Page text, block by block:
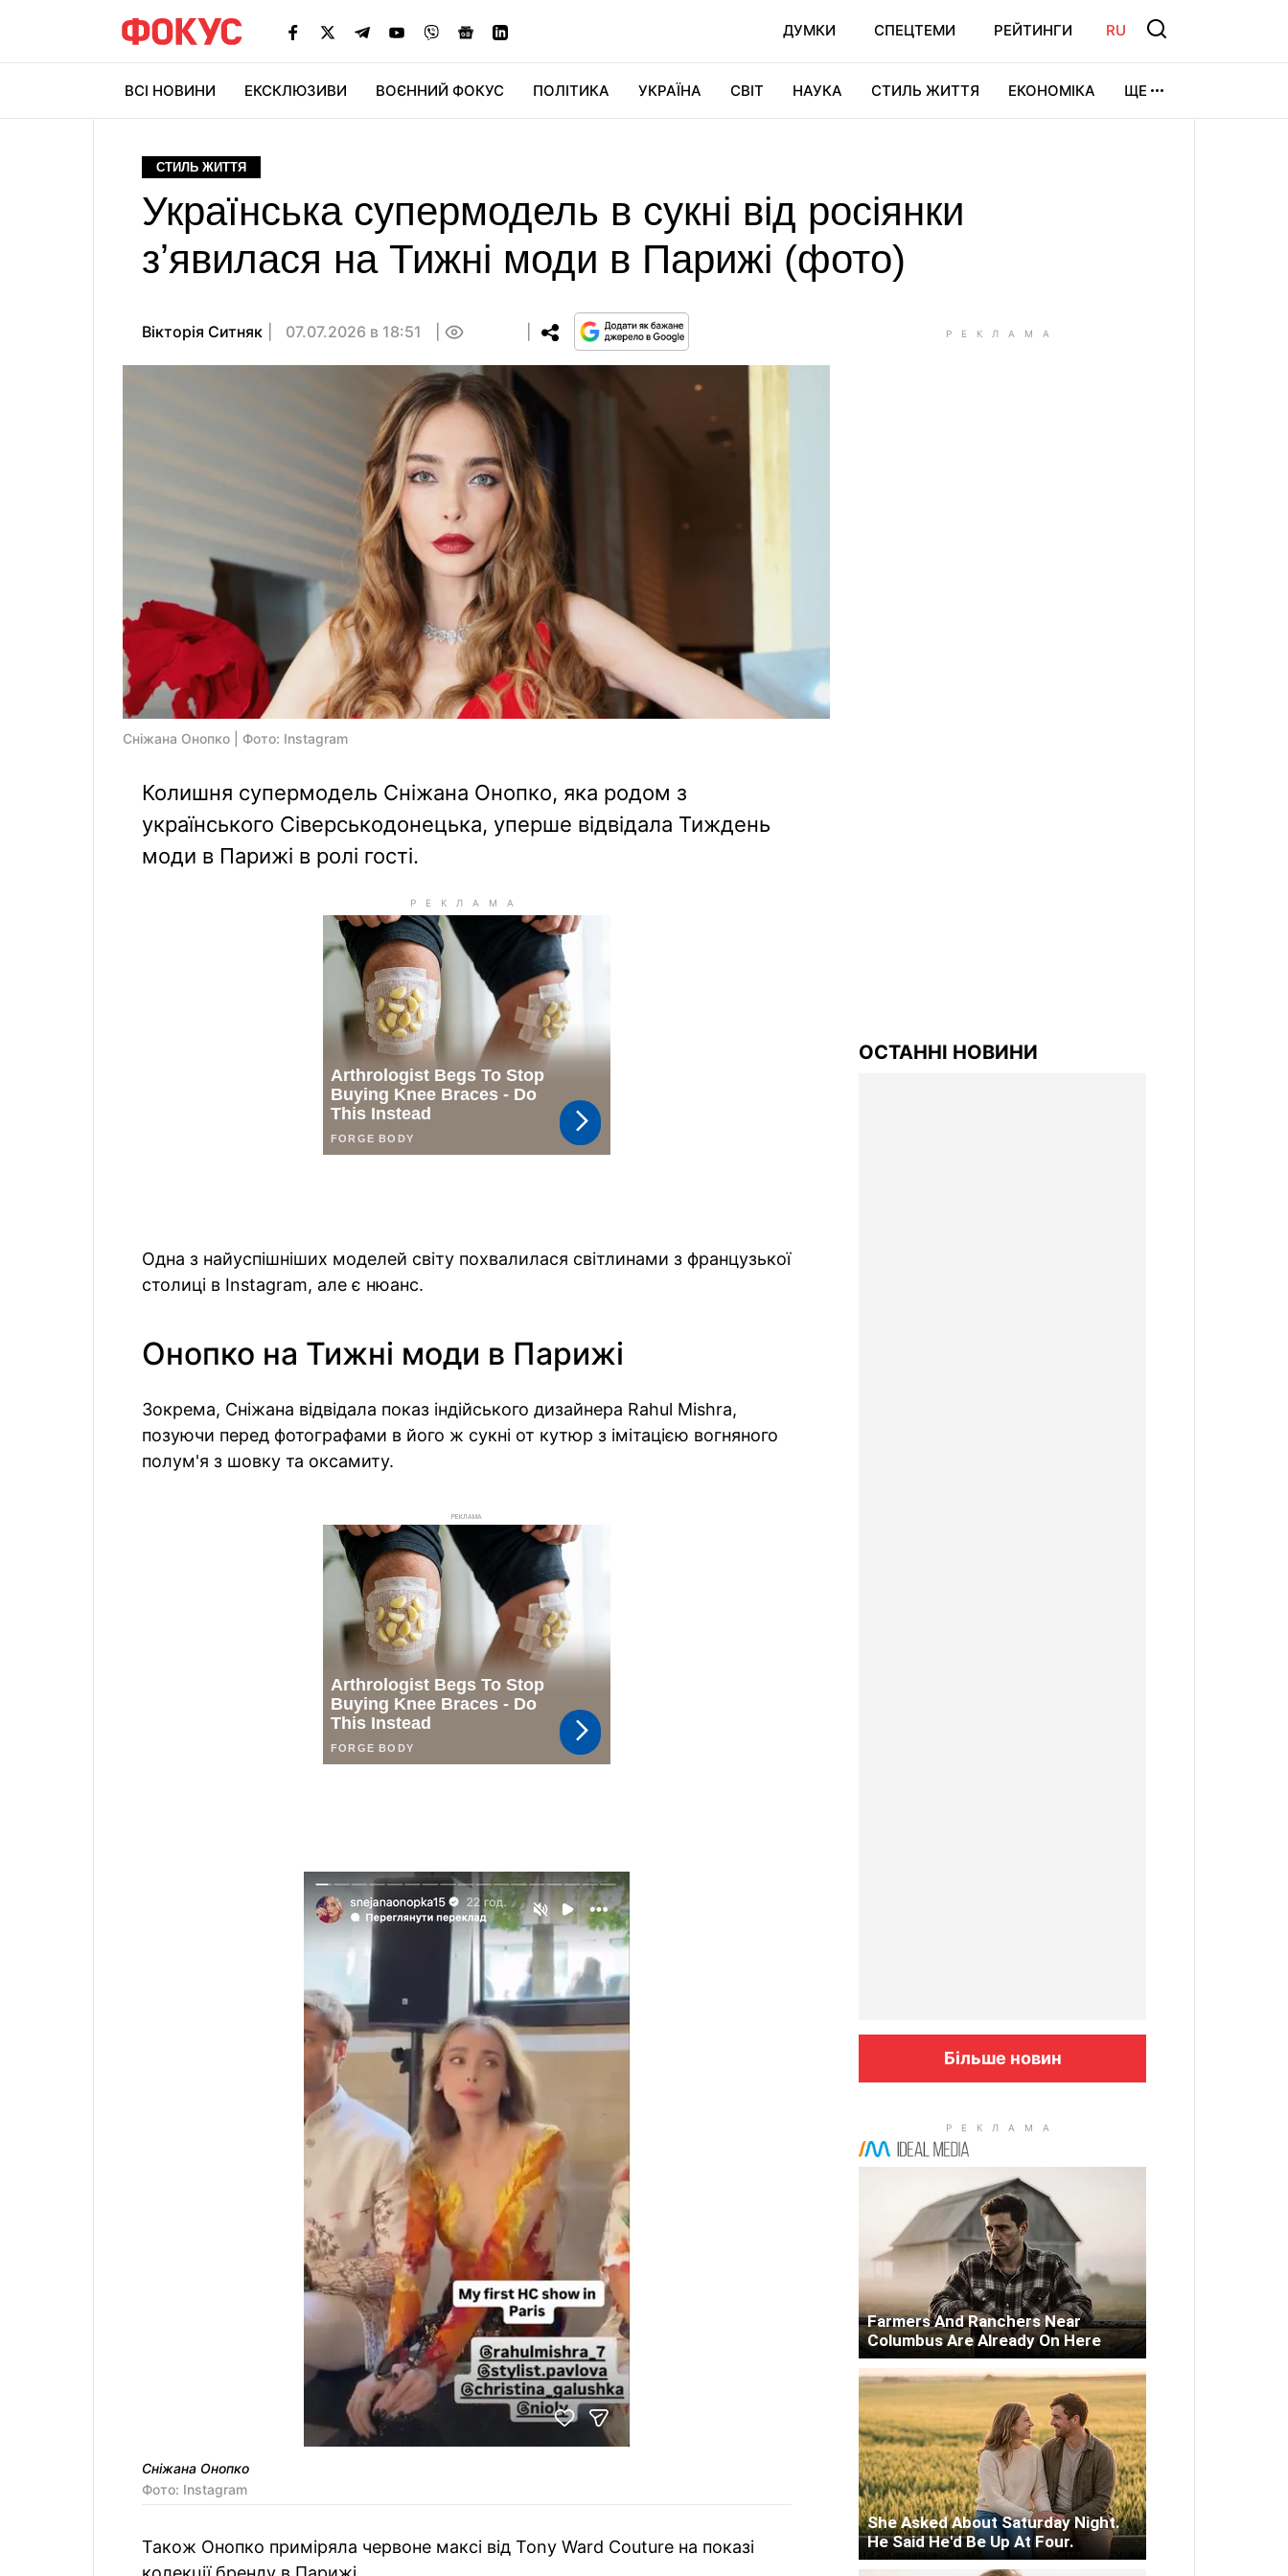
ДУМКИ СПЕЦТЕМИ РЕЙТИНГИ RU
ВСІ НОВИНИ ЕКСКЛЮЗИВИ ВОЄННИЙ ФОКУС ПОЛІТИКА УКРАЇНА СВІТ НАУКА СТИЛЬ ЖИТТЯ ЕКОНОМІКА ЩЕ
СТИЛЬ ЖИТТЯ
Українська супермодель в сукні від росіянки
зʼявилася на Тижні моди в Парижі (фото)
Вікторія Ситняк 07.07.2026 в 18:51
Сніжана Онопко | Фото: Instagram
Колишня супермодель Сніжана Онопко, яка родом з
українського Сіверськодонецька, уперше відвідала Тиждень
моди в Парижі в ролі гості.
Одна з найуспішніших моделей світу похвалилася світлинами з французької
столиці в Instagram, але є нюанс.
Онопко на Тижні моди в Парижі
Зокрема, Сніжана відвідала показ індійського дизайнера Rahul Mishra,
позуючи перед фотографами в його ж сукні от кутюр з імітацією вогняного
полум'я з шовку та оксамиту.
РЕКЛАМА
Сніжана Онопко
Фото: Instagram
Також Онопко приміряла червоне максі від Tony Ward Couture на показі
ОСТАННІ НОВИНИ
Більше новин
Farmers And Ranchers Near
Columbus Are Already On Here
She Asked About Saturday Night.
He Said He'd Be Up At Four.